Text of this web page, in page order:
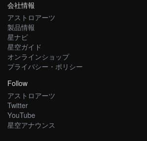
会社情報
アストロアーツ
製品情報
星ナビ
星空ガイド
オンラインショップ
プライバシー・ポリシー
Follow
アストロアーツ
Twitter
YouTube
星空アナウンス